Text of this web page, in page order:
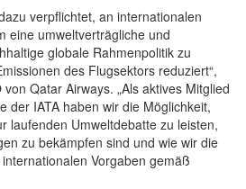
verpflichtet, an internationalen
eine umweltverträgliche und
globale Rahmenpolitik zu
des Flugsektors reduziert“,
Qatar Airways. „Als aktives Mitglied
der IATA haben wir die Möglichkeit,
laufenden Umweltdebatte zu leisten,
zu bekämpfen sind und wie wir die
Vorgaben gemäß